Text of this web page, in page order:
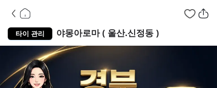
타이 관리 야몽아로마 ( 울산.신정동 )울산 남구 신